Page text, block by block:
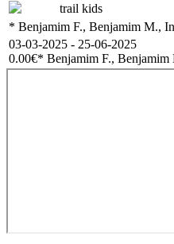
trail kids
* Benjamim F., Benjamim M.,
03-03-2025 - 25-06-2025
0.00€* Benjamim F.,